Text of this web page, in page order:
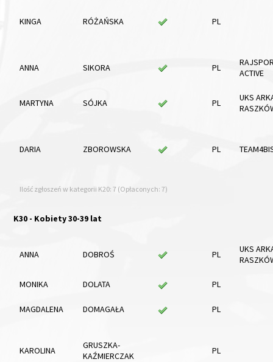
KINGA RÓŻAŃSKA PL
ANNA SIKORA PL
ACTIVE
MARTYNA SÓJKA PL
UKS
DARIA ZBOROWSKA PL
Ilość zgłoszeń w kategorii K20: 7 (Opłaconych: 7)
K30 - Kobiety 30-39 lat
ANNA DOBROŚ PL
UKS
MONIKA DOLATA PL
MAGDALENA DOMAGAŁA PL
KAROLINA
GRUSZKA-
KAŹMIERCZAK
PL